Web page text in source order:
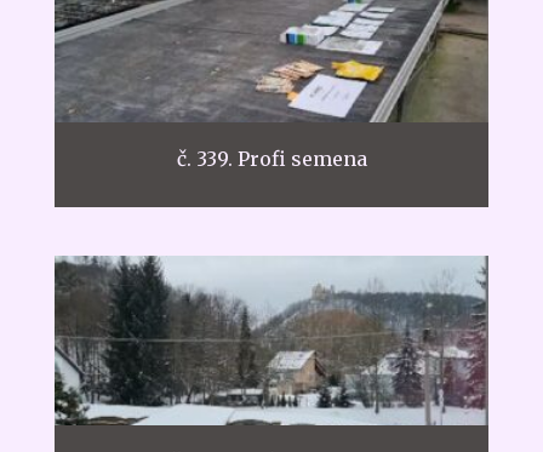
č. 339. Profi semena